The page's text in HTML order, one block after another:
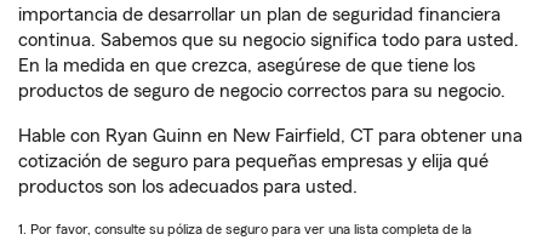
importancia de desarrollar un plan de seguridad financiera
continua. Sabemos que su negocio significa todo para usted.
En la medida en que crezca, asegúrese de que tiene los
productos de seguro de negocio correctos para su negocio.
Hable con Ryan Guinn en New Fairfield, CT para obtener una
cotización de seguro para pequeñas empresas y elija qué
productos son los adecuados para usted.
1. Por favor, consulte su póliza de seguro para ver una lista completa de la